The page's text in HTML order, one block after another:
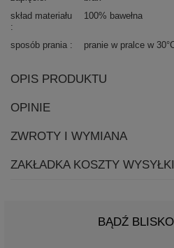
skład materiału
100% bawełna
sposób prania pranie w pralce w
OPIS PRODUKTU
OPINIE
ZWROTY I WYMIANA
ZAKŁADKA KOSZTY WYSYŁKI
BĄDŹ